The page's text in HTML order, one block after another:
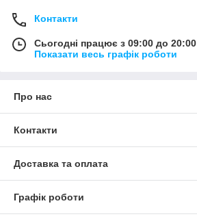
Контакти
Сьогодні працює з 09:00 до 20:00
Показати весь графік роботи
Про нас
Контакти
Доставка та оплата
Графік роботи